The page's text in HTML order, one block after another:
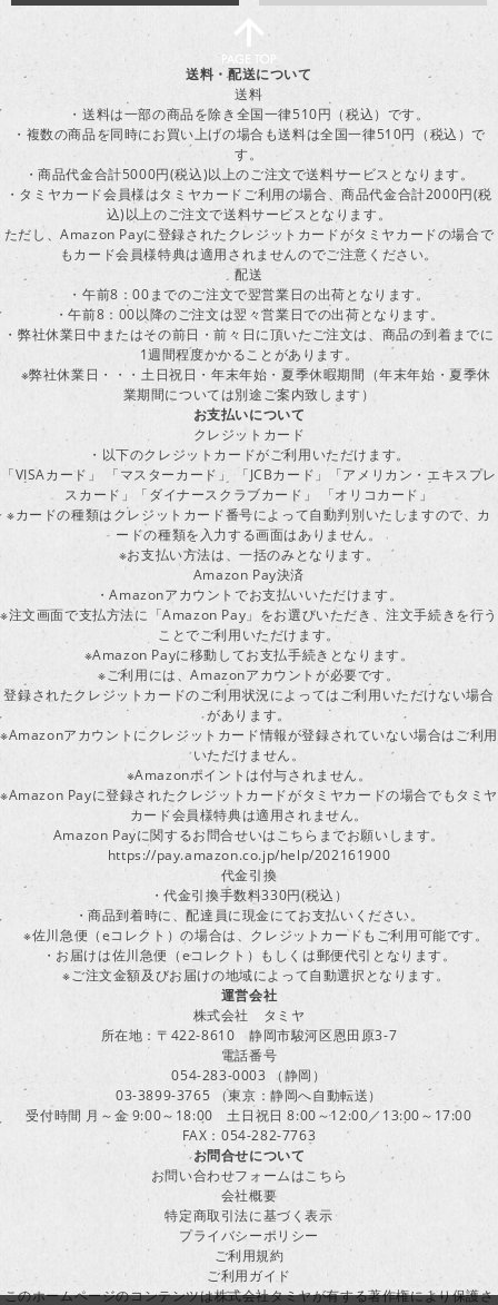
送料・配送について
送料
・送料は一部の商品を除き全国一律510円（税込）です。
・複数の商品を同時にお買い上げの場合も送料は全国一律510円（税込）で
す。
・商品代金合計5000円(税込)以上のご注文で送料サービスとなります。
・タミヤカード会員様はタミヤカードご利用の場合、商品代金合計2000円(税
込)以上のご注文で送料サービスとなります。
ただし、Amazon Payに登録されたクレジットカードがタミヤカードの場合で
もカード会員様特典は適用されませんのでご注意ください。
配送
・午前8：00までのご注文で翌営業日の出荷となります。
・午前8：00以降のご注文は翌々営業日での出荷となります。
・弊社休業日中またはその前日・前々日に頂いたご注文は、商品の到着までに
1週間程度かかることがあります。
※弊社休業日・・・土日祝日・年末年始・夏季休暇期間（年末年始・夏季休
業期間については別途ご案内致します）
お支払いについて
クレジットカード
・以下のクレジットカードがご利用いただけます。
「VISAカード」 「マスターカード」 「JCBカード」「アメリカン・エキスプレ
スカード」「ダイナースクラブカード」 「オリコカード」
※カードの種類はクレジットカード番号によって自動判別いたしますので、カ
ードの種類を入力する画面はありません。
※お支払い方法は、一括のみとなります。
Amazon Pay決済
・Amazonアカウントでお支払いいただけます。
※注文画面で支払方法に「Amazon Pay」をお選びいただき、注文手続きを行う
ことでご利用いただけます。
※Amazon Payに移動してお支払手続きとなります。
※ご利用には、Amazonアカウントが必要です。
登録されたクレジットカードのご利用状況によってはご利用いただけない場合
があります。
※Amazonアカウントにクレジットカード情報が登録されていない場合はご利用
いただけません。
※Amazonポイントは付与されません。
※Amazon Payに登録されたクレジットカードがタミヤカードの場合でもタミヤ
カード会員様特典は適用されません。
Amazon Payに関するお問合せいはこちらまでお願いします。
https://pay.amazon.co.jp/help/202161900
代金引換
・代金引換手数料330円(税込）
・商品到着時に、配達員に現金にてお支払いください。
※佐川急便（eコレクト）の場合は、クレジットカードもご利用可能です。
・お届けは佐川急便（eコレクト）もしくは郵便代引となります。
※ご注文金額及びお届けの地域によって自動選択となります。
運営会社
株式会社 タミヤ
所在地：〒422-8610 静岡市駿河区恩田原3-7
電話番号
054-283-0003 （静岡）
03-3899-3765 （東京：静岡へ自動転送）
受付時間 月～金 9:00～18:00 土日祝日 8:00～12:00／13:00～17:00
FAX：054-282-7763
お問合せについて
お問い合わせフォームはこちら
会社概要
特定商取引法に基づく表示
プライバシーポリシー
ご利用規約
ご利用ガイド
このホームページのコンテンツは株式会社タミヤが有する著作権により保護さ